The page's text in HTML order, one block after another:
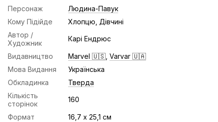
Персонаж
Людина-Павук
Кому Підійде
Хлопцю, Дівчині
Автор /
Художник
Карі Ендрюс
Видавництво Marvel 🇺🇸 Varvar 🇺🇦
Мова Видання
Українська
Обкладинка
Тверда
Кількість
сторінок
160
Формат
16,7 х 25,1 см